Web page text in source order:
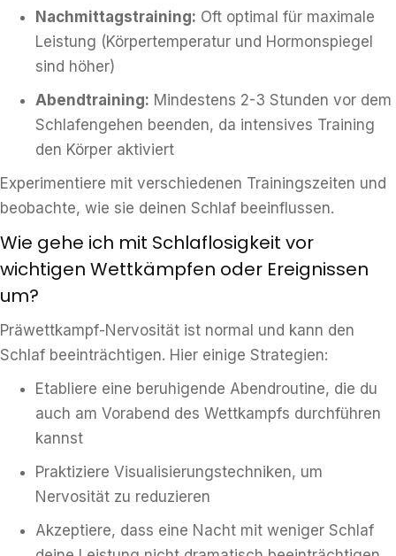
Nachmittagstraining: Oft optimal für maximale
Leistung (Körpertemperatur und Hormonspiegel
sind höher)
Abendtraining: Mindestens 2-3 Stunden vor dem
Schlafengehen beenden, da intensives Training
den Körper aktiviert
Experimentiere mit verschiedenen Trainingszeiten und
beobachte, wie sie deinen Schlaf beeinflussen.
Wie gehe ich mit Schlaflosigkeit vor
wichtigen Wettkämpfen oder Ereignissen
um?
Präwettkampf-Nervosität ist normal und kann den
Schlaf beeinträchtigen. Hier einige Strategien:
Etabliere eine beruhigende Abendroutine, die du
auch am Vorabend des Wettkampfs durchführen
kannst
Praktiziere Visualisierungstechniken, um
Nervosität zu reduzieren
Akzeptiere, dass eine Nacht mit weniger Schlaf